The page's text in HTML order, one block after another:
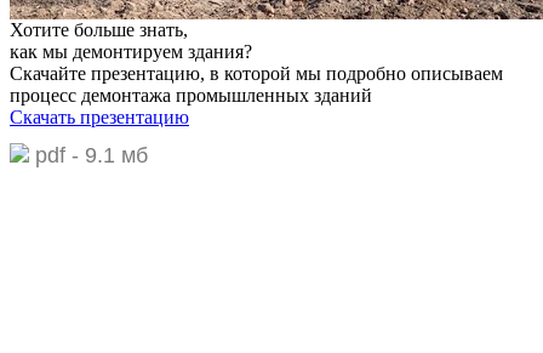
Хотите больше знать,
как мы демонтируем здания?
Скачайте презентацию, в которой мы подробно описываем
процесс демонтажа промышленных зданий
Скачать презентацию
pdf - 9.1 мб